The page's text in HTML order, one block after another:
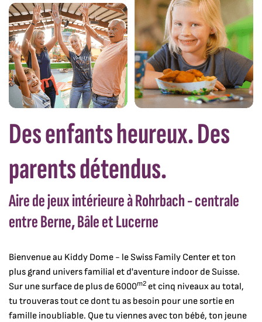
Des enfants heureux. Des
parents détendus.
Aire de jeux intérieure à Rohrbach - centrale
entre Berne, Bâle et Lucerne
Bienvenue au Kiddy Dome - le Swiss Family Center et ton
plus grand univers familial et d'aventure indoor de Suisse.
Sur une surface de plus de 6000m2 et cinq niveaux au total,
tu trouveras tout ce dont tu as besoin pour une sortie en
famille inoubliable. Que tu viennes avec ton bébé, ton jeune